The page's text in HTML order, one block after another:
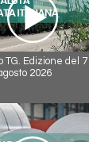
TG. Edizione del 7
2026